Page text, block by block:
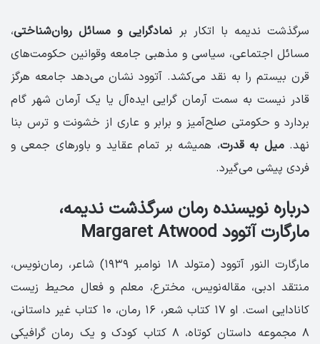
سرگذشت ندیمه با اتکار بر نمادگرایی و مسائل روان‌شناختی،
مسائل اجتماعی، سیاسی و مذهبی جامعه وقوانین حکومت‌های
قرن بیستم را به نقد می‌کشد. آتوود نشان می‌دهد جامعه هرگز
قادر نیست به سمت آرمان گرایی ایده‌آل یا یک آرمان شهر گام
بردارد و حکومتی صلح‌آمیز و برابر و عاری از خشونت و ترس بنا
نهد.میل به قدرت، همیشه بر تمام عقاید و باورهای جمعی و
فردی پیشی می‌گیرد.
درباره نویسنده رمان سرگذشت ندیمه،
مارگارت آتوود Margaret Atwood
مارگارت النور آتوود (متولد ۱۸ نوامبر ۱۹۳۹) شاعر، رمان‌نویس،
منتقد ادبی، مقاله‌نویس، مخترع، معلم و فعال محیط زیست
کانادایی است. او ۱۷ کتاب شعر، ۱۶ رمان، ۱۰ کتاب غیر داستانی،
۸ مجموعه داستان کوتاه، ۸ کتاب کودک و یک رمان گرافیکی